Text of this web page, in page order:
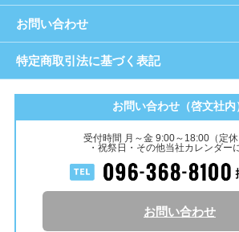
お問い合わせ
特定商取引法に基づく表記
お問い合わせ（啓文社内
受付時間 月～金 9:00～18:00（定
・祝祭日・その他当社カレンダー
お問い合わせ